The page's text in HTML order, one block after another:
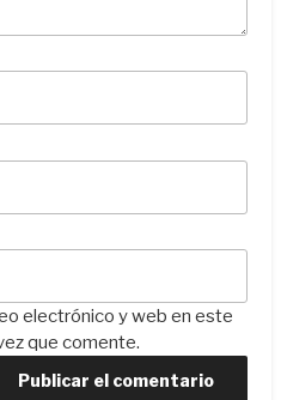
electrónico y web en este
que comente.